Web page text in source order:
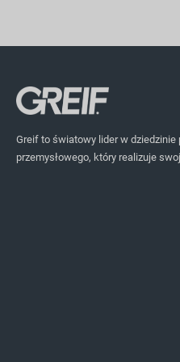
Greif to światowy lider w
przemysłowego, który realizuje